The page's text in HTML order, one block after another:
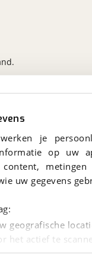
je
op
content,
uw gegevens
geografische
het actief te
worden